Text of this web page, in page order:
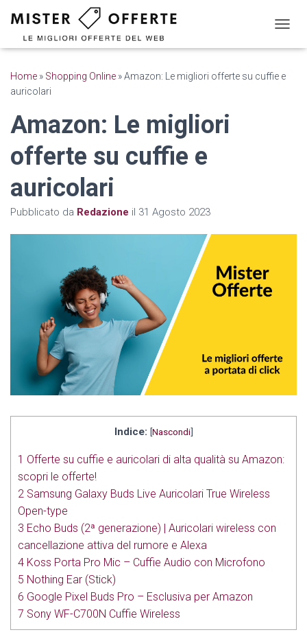
A
I
Home » Shopping Online »Amazon: Le migliori offerte su cuffie e
auricolari
Amazon: Le migliori
offerte su cuffie e
auricolari
Pubblicato da Redazione il 31 Agosto 2023
Indice: [Nascondi]
1 Offerte su cuffie e auricolari di alta qualità su Amazon:
scopri le offerte!
2 Samsung Galaxy Buds Live Auricolari True Wireless
Open-type
3 Echo Buds (2ª generazione) | Auricolari wireless con
cancellazione attiva del rumore e Alexa
4 Koss Porta Pro Mic – Cuffie Audio con Microfono
5 Nothing Ear (Stick)
6 Google Pixel Buds Pro – Esclusiva per Amazon
7 Sony WF-C700N Cuffie Wireless